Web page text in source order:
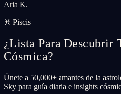
Aria K.
♓ Piscis
¿Lista Para Descubrir
Cósmica?
Únete a 50,000+ amantes de la
Sky para guía diaria e insights